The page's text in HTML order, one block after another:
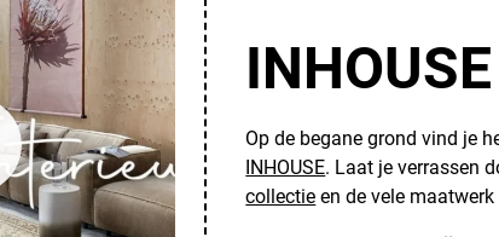
Op de begane grond vind je
INHOUSE. Laat je verrassen
collectie en de vele